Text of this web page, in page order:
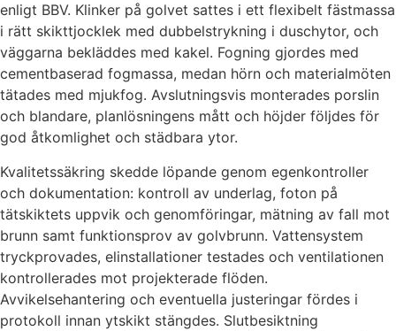
enligt BBV. Klinker på golvet sattes i ett flexibelt fästmassa
i rätt skikttjocklek med dubbelstrykning i duschytor, och
väggarna bekläddes med kakel. Fogning gjordes med
cementbaserad fogmassa, medan hörn och materialmöten
tätades med mjukfog. Avslutningsvis monterades porslin
och blandare, planlösningens mått och höjder följdes för
god åtkomlighet och städbara ytor.
Kvalitetssäkring skedde löpande genom egenkontroller
och dokumentation: kontroll av underlag, foton på
tätskiktets uppvik och genomföringar, mätning av fall mot
brunn samt funktionsprov av golvbrunn. Vattensystem
tryckprovades, elinstallationer testades och ventilationen
kontrollerades mot projekterade flöden.
Avvikelsehantering och eventuella justeringar fördes i
protokoll innan ytskikt stängdes. Slutbesiktning